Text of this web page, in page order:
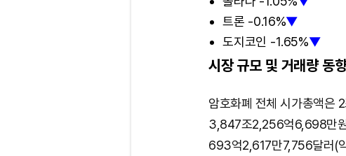
트론 -0.16%▼
도지코인 -1.65%▼
시장 규모 및 거래량 동
암호화폐 전체 시가총액
3,847조2,256억6,698만
693억2,617만7,756달러(